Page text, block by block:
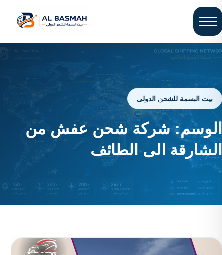
بيت البسمة للشحن الدولي
الوسم:شركة شحن عفش من
الشارقة الى الطائف